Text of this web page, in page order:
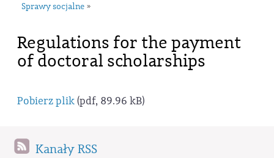
Sprawy socjalne »
Regulations for the payment
of doctoral scholarships
Pobierz plik(pdf, 89.96 kB)
Kanały RSS